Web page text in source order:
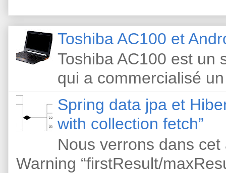
Toshiba AC100 et
Toshiba AC100 est un
qui a commercialisé
Spring data jpa et
with collection fetch”
Nous verrons dans
Warning “firstResult/